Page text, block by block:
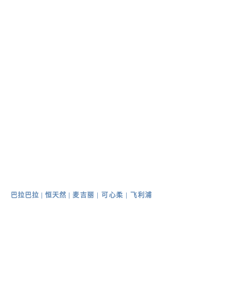
巴拉巴拉 | 恒天然 | 麦吉丽 | 可心柔 | 飞利浦